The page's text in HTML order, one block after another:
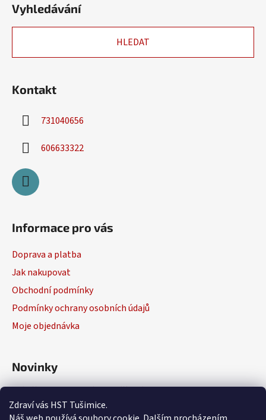
Zdraví vás HST Tušimice.
Vyhledávání
HLEDAT
Kontakt
731040656
606633322
Informace pro vás
Doprava a platba
Jak nakupovat
Obchodní podmínky
Podmínky ochrany osobních údajů
Moje objednávka
Novinky
Výběr elektrického nářadí
29.1.2026